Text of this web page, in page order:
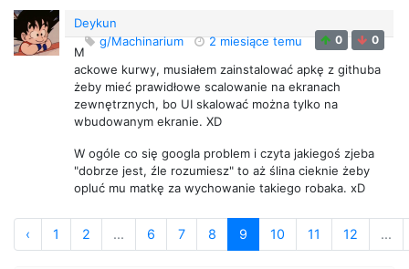
Deykun
g/Machinarium
2 miesiące temu 0 0
M
ackowe kurwy, musiałem zainstalować apkę z githuba
żeby mieć prawidłowe scalowanie na ekranach
zewnętrznych, bo UI skalować można tylko na
wbudowanym ekranie. XD
W ogóle co się googla problem i czyta jakiegoś zjeba
"dobrze jest, źle rozumiesz" to aż ślina cieknie żeby
opluć mu matkę za wychowanie takiego robaka. xD
‹ 1 2 ... 6 7 8 9 10 11 12 ...